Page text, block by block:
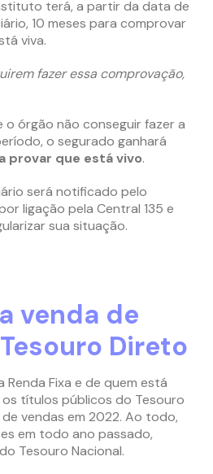
terá, a partir da data de
10 meses para comprovar
viva.
fazer essa comprovação,
o órgão não conseguir fazer a
o segurado ganhará
provar que está vivo.
será notificado pelo
ligação pela Central 135 e
sua situação.
venda de
Direto
Renda Fixa e de quem está
títulos públicos do Tesouro
vendas em 2022. Ao todo,
em todo ano passado,
Tesouro Nacional.